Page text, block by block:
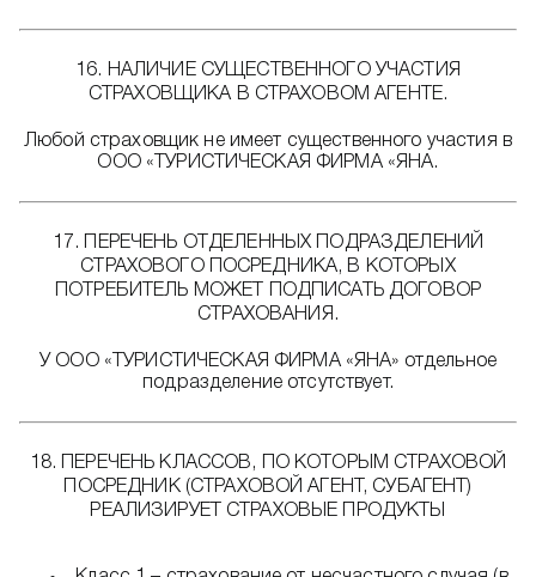
16. НАЛИЧИЕ СУЩЕСТВЕННОГО УЧАСТИЯ
СТРАХОВЩИКА В СТРАХОВОМ АГЕНТЕ.
Любой страховщик не имеет существенного участия в
ООО «ТУРИСТИЧЕСКАЯ ФИРМА «ЯНА.
17. ПЕРЕЧЕНЬ ОТДЕЛЕННЫХ ПОДРАЗДЕЛЕНИЙ
СТРАХОВОГО ПОСРЕДНИКА, В КОТОРЫХ
ПОТРЕБИТЕЛЬ МОЖЕТ ПОДПИСАТЬ ДОГОВОР
СТРАХОВАНИЯ.
У ООО «ТУРИСТИЧЕСКАЯ ФИРМА «ЯНА» отдельное
подразделение отсутствует.
18. ПЕРЕЧЕНЬ КЛАССОВ, ПО КОТОРЫМ СТРАХОВОЙ
ПОСРЕДНИК (СТРАХОВОЙ АГЕНТ, СУБАГЕНТ)
РЕАЛИЗИРУЕТ СТРАХОВЫЕ ПРОДУКТЫ